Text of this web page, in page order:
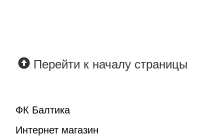
Перейти к началу страницы
ФК Балтика
Интернет магазин